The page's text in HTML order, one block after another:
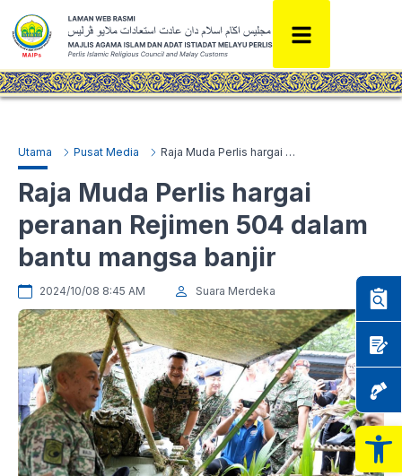
Utama Pusat Media Raja Muda Perlis hargai peranan Rejimen 504 dalam bantu mangsa banjir
Raja Muda Perlis hargai
peranan Rejimen 504 dalam
bantu mangsa banjir
2024/10/08 8:45 AM Suara Merdeka